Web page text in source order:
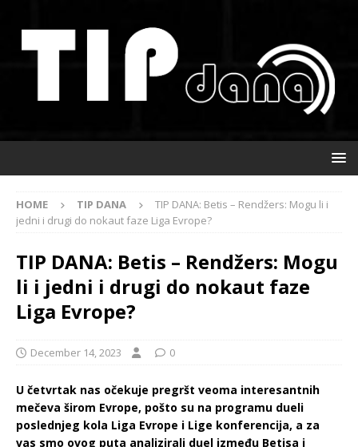
HOME TIP DANA
TIP DANA: Betis – Rendžers: Mogu li i
jedni i drugi do nokaut faze Liga Evrope?
TIP DANA: Betis – Rendžers: Mogu
li i jedni i drugi do nokaut faze
Liga Evrope?
December 14, 2023 0
U četvrtak nas očekuje pregršt veoma interesantnih
mečeva širom Evrope, pošto su na programu dueli
poslednjeg kola Liga Evrope i Lige konferencija, a za
vas smo ovog puta analizirali duel između Betisa i